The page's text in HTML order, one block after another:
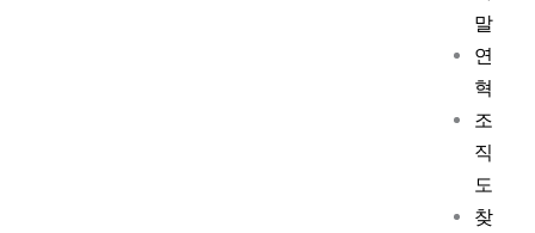
말
연
혁
조
직
도
찾